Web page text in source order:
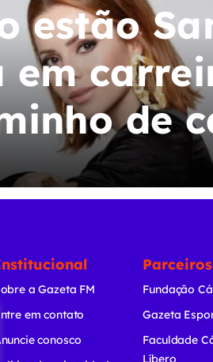
estão
em
de
a Gazeta FM
Entre em contato
Anuncie conosco
Parceiros
Fundação
Gazeta
Faculdade
Líbero